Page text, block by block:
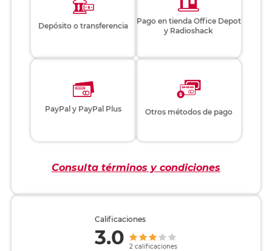
Depósito o transferencia
Pago en tienda Office Depot
y Radioshack
PayPal y PayPal Plus Otros métodos de pago
Consulta términos y condiciones
Calificaciones
3.0 2 calificaciones